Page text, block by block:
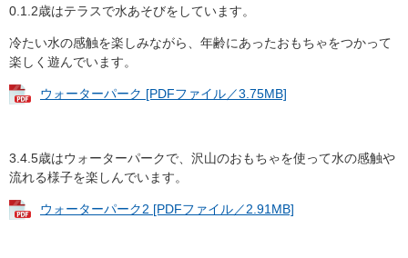
0.1.2歳はテラスで水あそびをしています。
冷たい水の感触を楽しみながら、年齢にあったおもちゃをつかって
楽しく遊んでいます。
ウォーターパーク [PDFファイル／3.75MB]
3.4.5歳はウォーターパークで、沢山のおもちゃを使って水の感触や
流れる様子を楽しんでいます。
ウォーターパーク2 [PDFファイル／2.91MB]